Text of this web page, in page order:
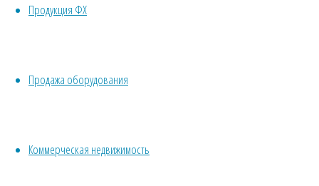
Продукция ФХ
Продажа оборудования
Коммерческая недвижимость